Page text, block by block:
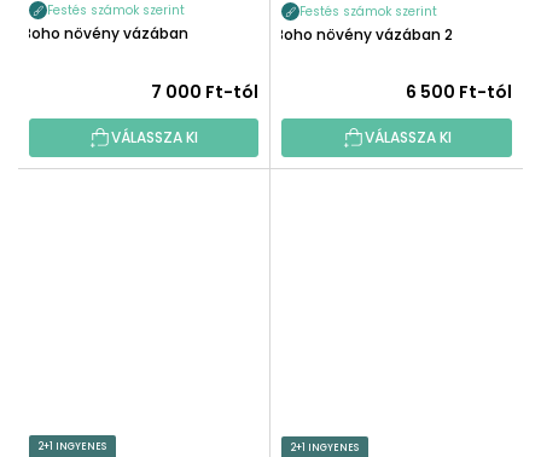
Festés számok szerint
Boho növény vázában
7 000 Ft-tól
VÁLASSZA KI
Festés számok szerint
Boho növény vázában 2
6 500 Ft-tól
VÁLASSZA KI
2+1 INGYENES 2+1 INGYENES